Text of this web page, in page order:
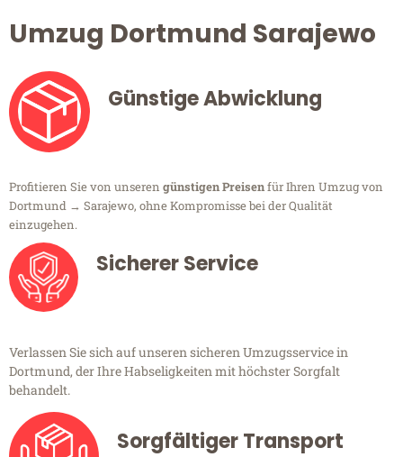
Umzug Dortmund Sarajewo
Günstige Abwicklung
Profitieren Sie von unseren günstigen Preisenfür Ihren Umzug von
Dortmund → Sarajewo, ohne Kompromisse bei der Qualität
einzugehen.
Sicherer Service
Verlassen Sie sich auf unseren sicheren Umzugsservice in
Dortmund, der Ihre Habseligkeiten mit höchster Sorgfalt
behandelt.
Sorgfältiger Transport